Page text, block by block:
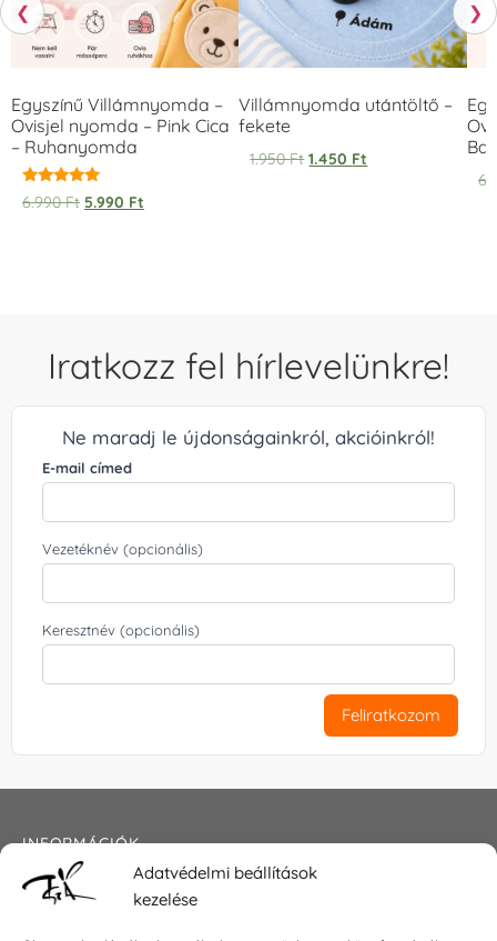
Adatvédelmi beállítások
kezelése
❮
Egyszínű Villámnyomda –
Ovisjel nyomda – Pink Cica
– Ruhanyomda
Értékelés:
5.00
6.990Ft 5.990 Ft
Villámnyomda utántöltő –
fekete
1.950Ft 1.450 Ft
❯
Iratkozz fel hírlevelünkre!
Ne maradj le újdonságainkról, akcióinkról!
E-mail címed
Vezetéknév (opcionális)
Keresztnév (opcionális)
Feliratkozom
INFORMÁCIÓK
Általános szerződési feltételek